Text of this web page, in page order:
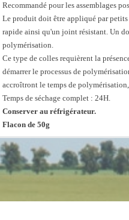
Recommandé pour les assemblages
Le produit doit être appliqué par
rapide ainsi qu'un joint résistant. Un
polymérisation.
Ce type de colles requièrent la
démarrer le processus de
accroîtront le temps de
Temps de séchage complet : 24H.
Conserver au réfrigérateur.
Flacon de 50g